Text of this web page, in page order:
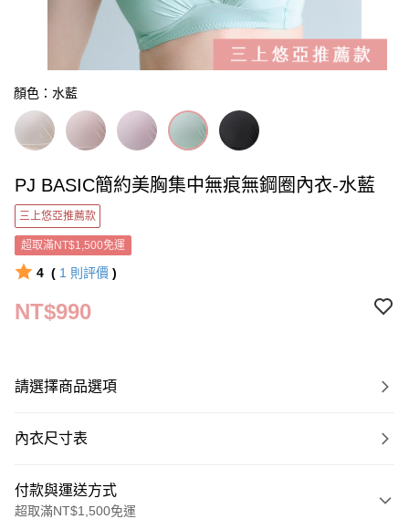
顏色：水藍
PJ BASIC簡約美胸集中無痕無鋼圈內衣-水藍
三上悠亞推薦款
超取滿NT$1,500免運
4 ( 1 則評價 )
NT$990
請選擇商品選項
內衣尺寸表
付款與運送方式
超取滿NT$1,500免運